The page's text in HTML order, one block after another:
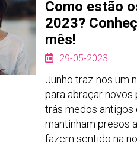
Como estão
2023?
mês!
29-05-2023
Junho traz-nos um
para abraçar novos
trás medos antigos
mantinham presos
fazem sentido na